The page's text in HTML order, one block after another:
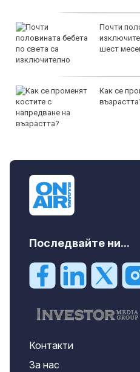
Почти
шест
Как се
Последвайте ни...
Контакти
За нас